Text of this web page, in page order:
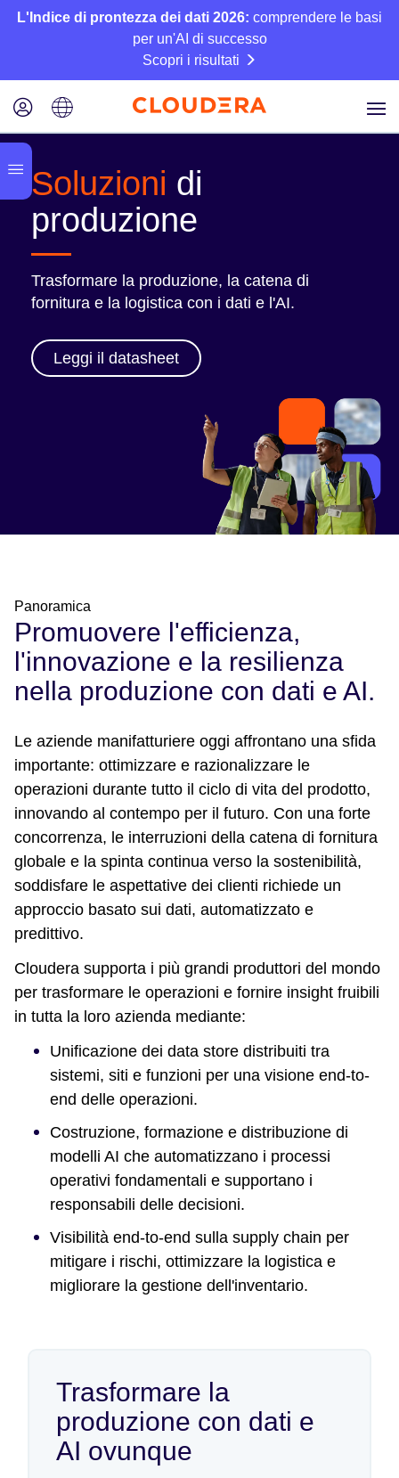
L'Indice di prontezza dei dati 2026: comprendere le basi
per un'AI di successo
Scopri i risultati
Soluzioni di
produzione
Trasformare la produzione, la catena di
fornitura e la logistica con i dati e l'AI.
Leggi il datasheet
Panoramica
Promuovere l'efficienza,
l'innovazione e la resilienza
nella produzione con dati e AI.
Le aziende manifatturiere oggi affrontano una sfida
importante: ottimizzare e razionalizzare le
operazioni durante tutto il ciclo di vita del prodotto,
innovando al contempo per il futuro. Con una forte
concorrenza, le interruzioni della catena di fornitura
globale e la spinta continua verso la sostenibilità,
soddisfare le aspettative dei clienti richiede un
approccio basato sui dati, automatizzato e
predittivo.
Cloudera supporta i più grandi produttori del mondo
per trasformare le operazioni e fornire insight fruibili
in tutta la loro azienda mediante:
Unificazione dei data store distribuiti tra
sistemi, siti e funzioni per una visione end-to-
end delle operazioni.
Costruzione, formazione e distribuzione di
modelli AI che automatizzano i processi
operativi fondamentali e supportano i
responsabili delle decisioni.
Visibilità end-to-end sulla supply chain per
mitigare i rischi, ottimizzare la logistica e
migliorare la gestione dell'inventario.
Trasformare la
produzione con dati e
AI ovunque